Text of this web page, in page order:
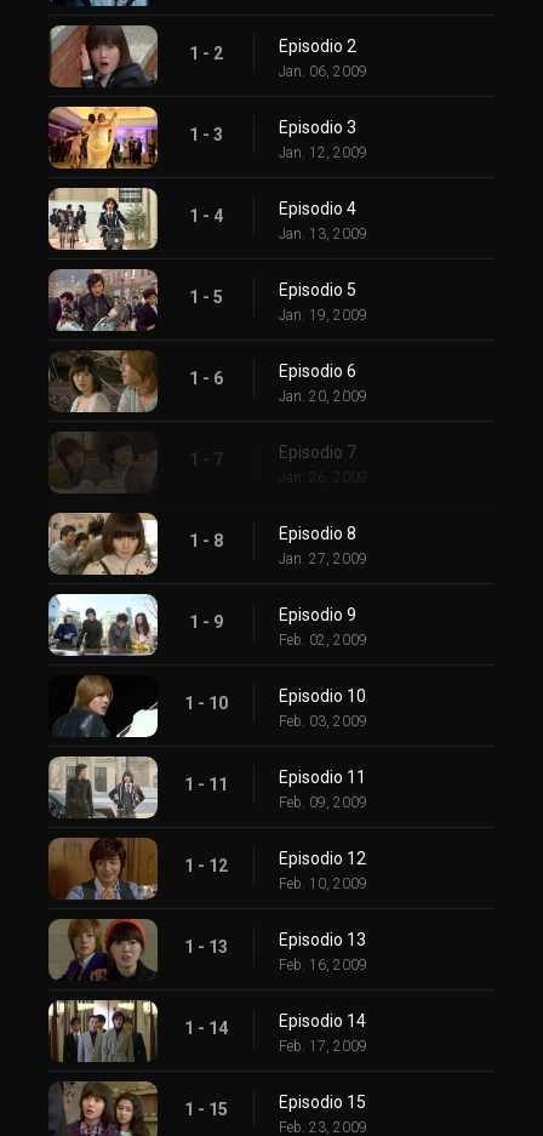
1 - 2 Episodio 2
Jan. 06, 2009
1 - 3 Episodio 3
Jan. 12, 2009
1 - 4 Episodio 4
Jan. 13, 2009
1 - 5 Episodio 5
Jan. 19, 2009
1 - 6 Episodio 6
Jan. 20, 2009
1 - 7 Episodio 7
Jan. 26, 2009
1 - 8 Episodio 8
Jan. 27, 2009
1 - 9 Episodio 9
Feb. 02, 2009
1 - 10 Episodio 10
Feb. 03, 2009
1 - 11 Episodio 11
Feb. 09, 2009
1 - 12 Episodio 12
Feb. 10, 2009
1 - 13 Episodio 13
Feb. 16, 2009
1 - 14 Episodio 14
Feb. 17, 2009
1 - 15 Episodio 15
Feb. 23, 2009